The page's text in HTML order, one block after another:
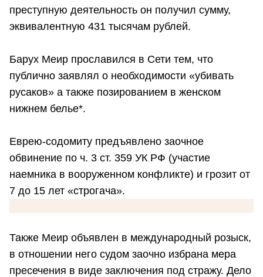
преступную деятельность он получил сумму,
эквивалентную 431 тысячам рублей.
Барух Меир прославился в Сети тем, что
публично заявлял о необходимости «убивать
русаков» а также позированием в женском
нижнем белье*.
Еврею-содомиту предъявлено заочное
обвинение по ч. 3 ст. 359 УК РФ (участие
наемника в вооруженном конфликте) и грозит от
7 до 15 лет «строгача».
Также Меир объявлен в международный розыск,
в отношении него судом заочно избрана мера
пресечения в виде заключения под стражу. Дело